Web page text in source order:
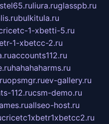
liura.ruglasspb.ru
bulkitula.ru
1-xbetti-5.ru
1-xbetcc-2.ru
accounts112.ru
hahahaharms.ru
opsmgr.ruev-gallery.ru
112.rucsm-demo.ru
allseo-host.ru
cricetc1xbetr1xbetcc2.ru